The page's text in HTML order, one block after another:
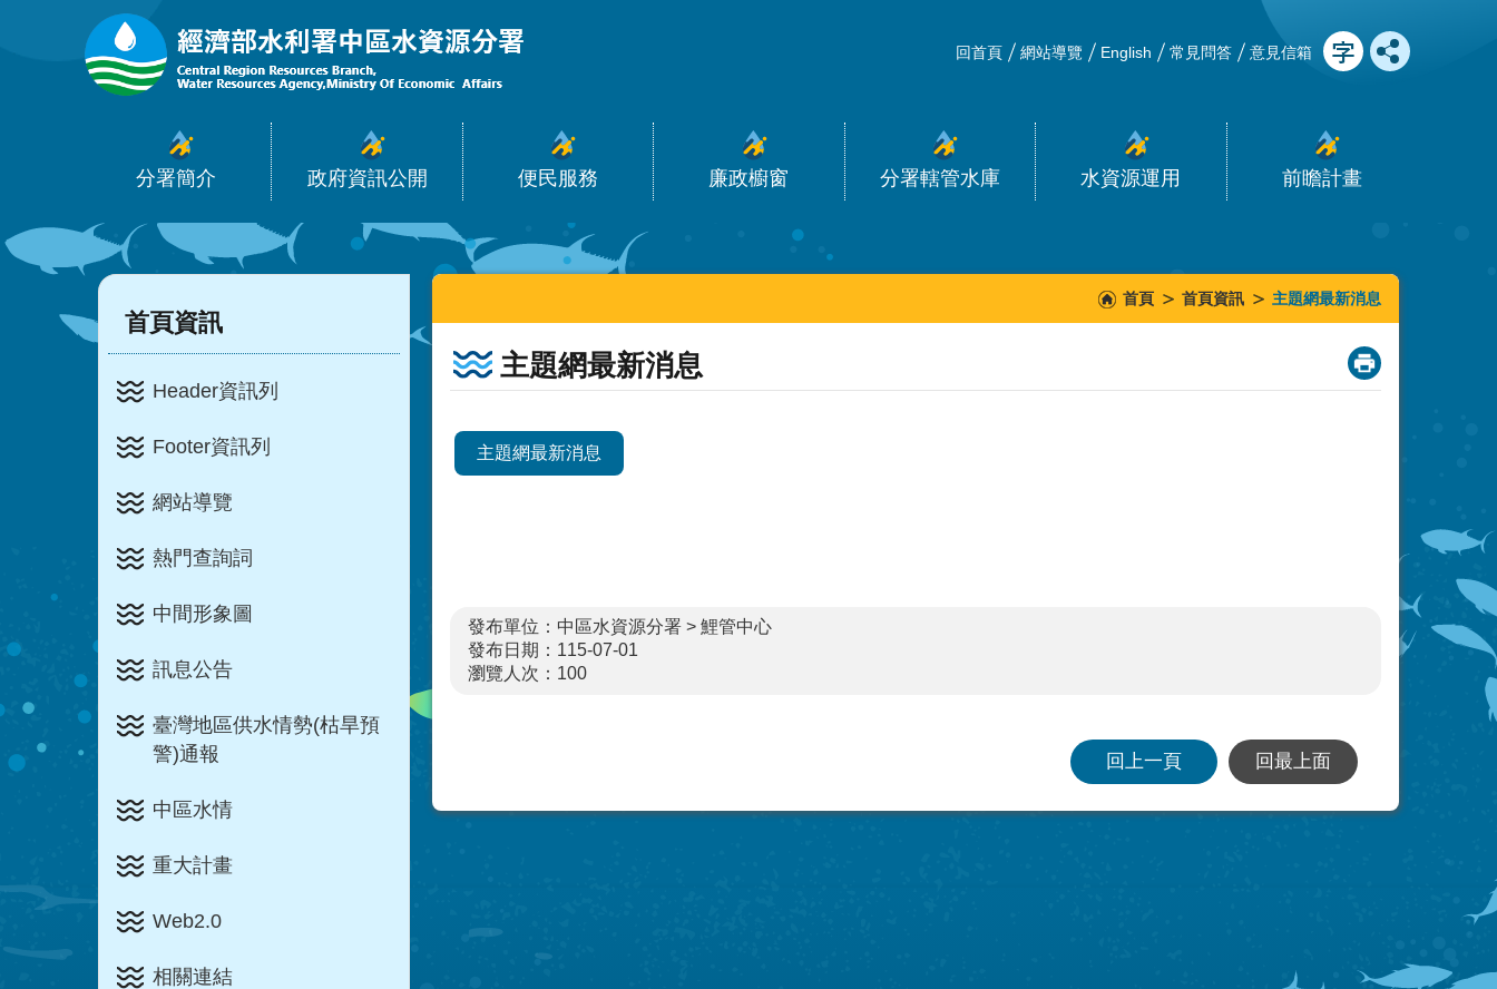
跳到主要內容區塊
回首頁 網站導覽 English 常見問答 意見信箱
分署簡介 政府資訊公開 便民服務 廉政櫥窗 分署轄管水庫 水資源運用 前瞻計畫
:::
首頁資訊
Header資訊列
Footer資訊列
網站導覽
熱門查詢詞
中間形象圖
訊息公告
臺灣地區供水情勢(枯旱預
警)通報
中區水情
重大計畫
Web2.0
相關連結
:::
首頁 首頁資訊 主題網最新消息
主題網最新消息 _
主題網最新消息
發布單位：中區水資源分署 > 鯉管中心
發布日期：115-07-01
瀏覽人次： 100
回上一頁 回最上面